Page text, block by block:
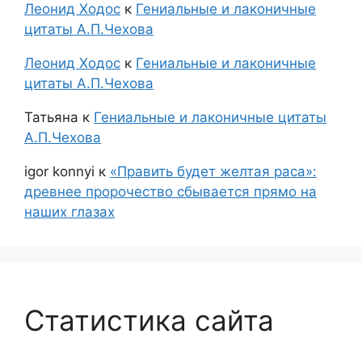
Леонид Ходос к Гениальные и лаконичные
цитаты А.П.Чехова
Леонид Ходос к Гениальные и лаконичные
цитаты А.П.Чехова
Татьяна к Гениальные и лаконичные цитаты
А.П.Чехова
igor konnyi к «Править будет желтая раса»:
древнее пророчество сбывается прямо на
наших глазах
Статистика сайта